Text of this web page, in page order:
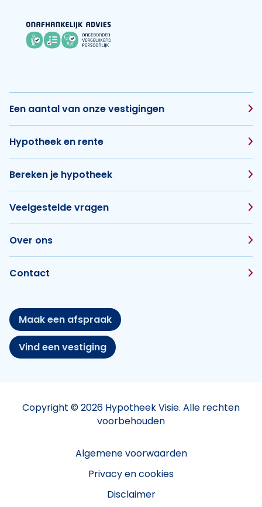
Een aantal van onze vestigingen
Hypotheek en rente
Bereken je hypotheek
Veelgestelde vragen
Over ons
Contact
Maak een afspraak
Vind een vestiging
Copyright © 2026 Hypotheek Visie. Alle rechten
voorbehouden
Algemene voorwaarden
Privacy en cookies
Disclaimer